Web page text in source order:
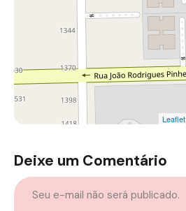
Leaflet
Deixe um Comentário
Seu e-mail não será publicado.